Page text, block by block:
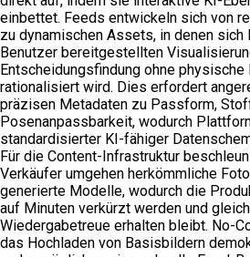
einbettet. Feeds entwickeln sich von
zu dynamischen Assets, in denen sich
Benutzer bereitgestellten
Entscheidungsfindung ohne
rationalisiert wird. Dies erfordert
präzisen Metadaten zu Passform,
Posenanpassbarkeit, wodurch
standardisierter KI-fähiger
Für die Content-Infrastruktur
Verkäufer umgehen herkömmliche
generierte Modelle, wodurch die
auf Minuten verkürzt werden und
Wiedergabetreue erhalten bleibt. No-
das Hochladen von Basisbildern